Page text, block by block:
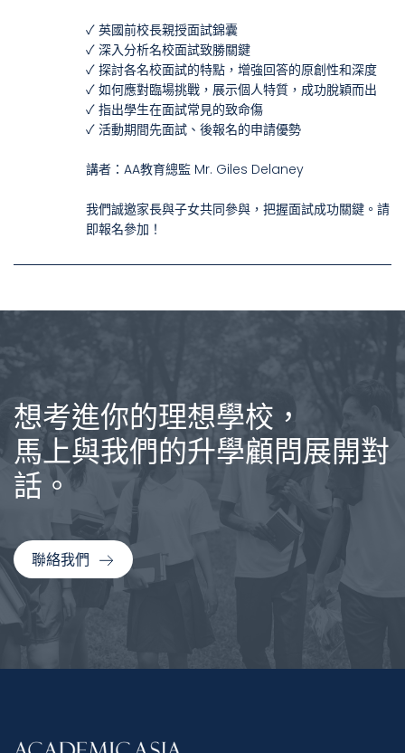
✓ 英國前校長親授面試錦囊
✓ 深入分析名校面試致勝關鍵
✓ 探討各名校面試的特點，增強回答的原創性和深度
✓ 如何應對臨場挑戰，展示個人特質，成功脫穎而出
✓ 指出學生在面試常見的致命傷
✓ 活動期間先面試、後報名的申請優勢
講者：AA教育總監 Mr. Giles Delaney
我們誠邀家長與子女共同參與，把握面試成功關鍵。請
即報名參加！
想考進你的理想學校，
馬上與我們的升學顧問展開對
話。
聯絡我們